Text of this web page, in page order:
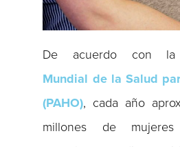
De acuerdo con
Mundial de la Salud
(PAHO), cada año
millones de